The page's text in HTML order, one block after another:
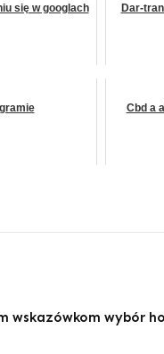
się w googlach
Dar-
Cbd a
wskazówkom wybór